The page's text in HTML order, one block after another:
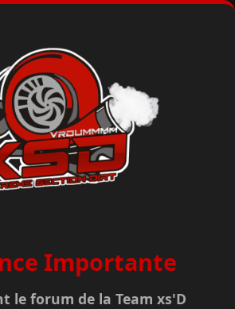
Importante
le forum de la Team xs'D